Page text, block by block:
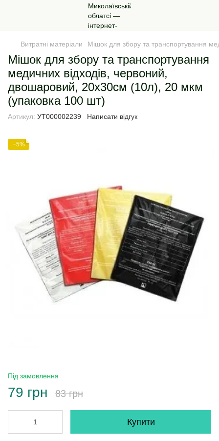
Витратні матеріали Мішок для збору та транспортування
Мішок для збору та транспортування
медичних відходів, червоний,
двошаровий, 20х30см (10л), 20 мкм
(упаковка 100 шт)
Артикул: УТ000002239 Написати відгук
−5%
Під замовлення
79 грн 83 грн
Купити